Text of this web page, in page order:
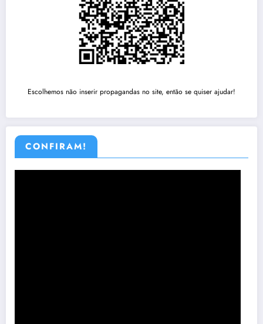
Escolhemos não inserir propagandas no site, então se quiser ajudar!
CONFIRAM!